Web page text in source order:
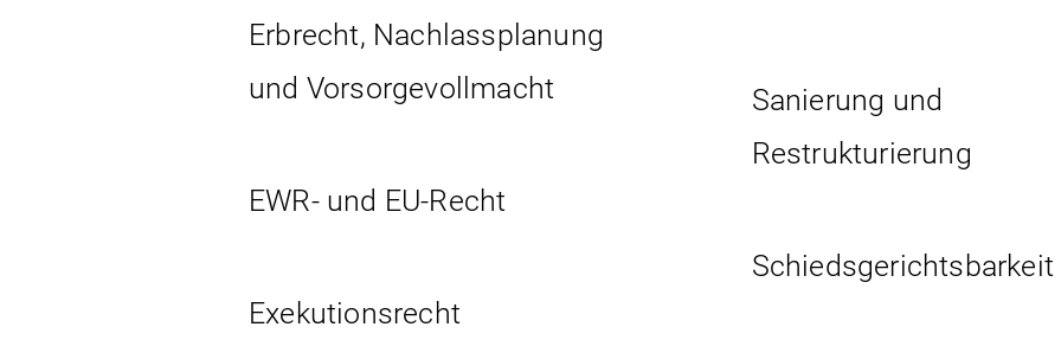
Erbrecht, Nachlassplanung
und Vorsorgevollmacht
EWR- und EU-Recht
Exekutionsrecht
Sanierung und
Restrukturierung
Schiedsgerichtsbarkeit